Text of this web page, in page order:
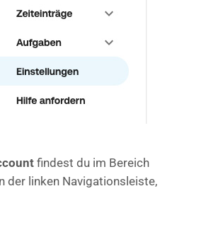
findest du im Bereich
der linken Navigationsleiste,